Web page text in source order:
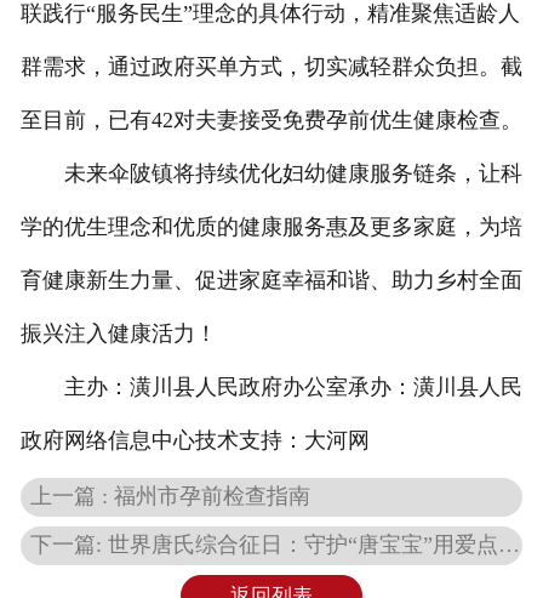
联践行“服务民生”理念的具体行动，精准聚焦适龄人
群需求，通过政府买单方式，切实减轻群众负担。截
至目前，已有42对夫妻接受免费孕前优生健康检查。
未来伞陂镇将持续优化妇幼健康服务链条，让科
学的优生理念和优质的健康服务惠及更多家庭，为培
育健康新生力量、促进家庭幸福和谐、助力乡村全面
振兴注入健康活力！
主办：潢川县人民政府办公室承办：潢川县人民
政府网络信息中心技术支持：大河网
上一篇 : 福州市孕前检查指南
下一篇: 世界唐氏综合征日：守护“唐宝宝”用爱点亮希望之光